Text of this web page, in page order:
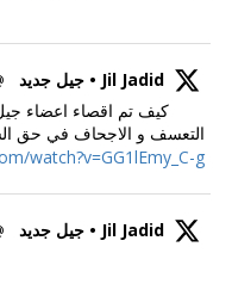
Jil Jadid • جيل جديد
كيف تم اقصاء اعضاء جيل
التعسف و الاجحاف في حق
watch?v=GG1lEmy_C-g
Jil Jadid • جيل جديد